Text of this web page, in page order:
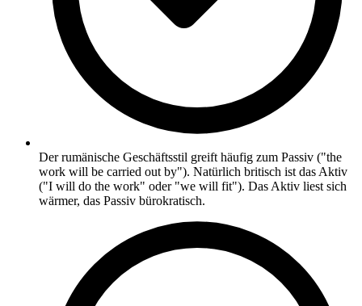
Der rumänische Geschäftsstil greift häufig zum Passiv ("the
work will be carried out by"). Natürlich britisch ist das Aktiv
("I will do the work" oder "we will fit"). Das Aktiv liest sich
wärmer, das Passiv bürokratisch.